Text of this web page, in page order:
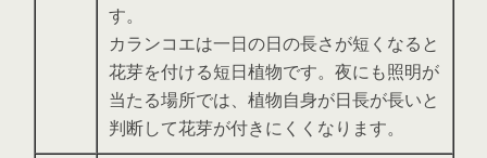
す。
カランコエは一日の日の長さが短くなると
花芽を付ける短日植物です。夜にも照明が
当たる場所では、植物自身が日長が長いと
判断して花芽が付きにくくなります。